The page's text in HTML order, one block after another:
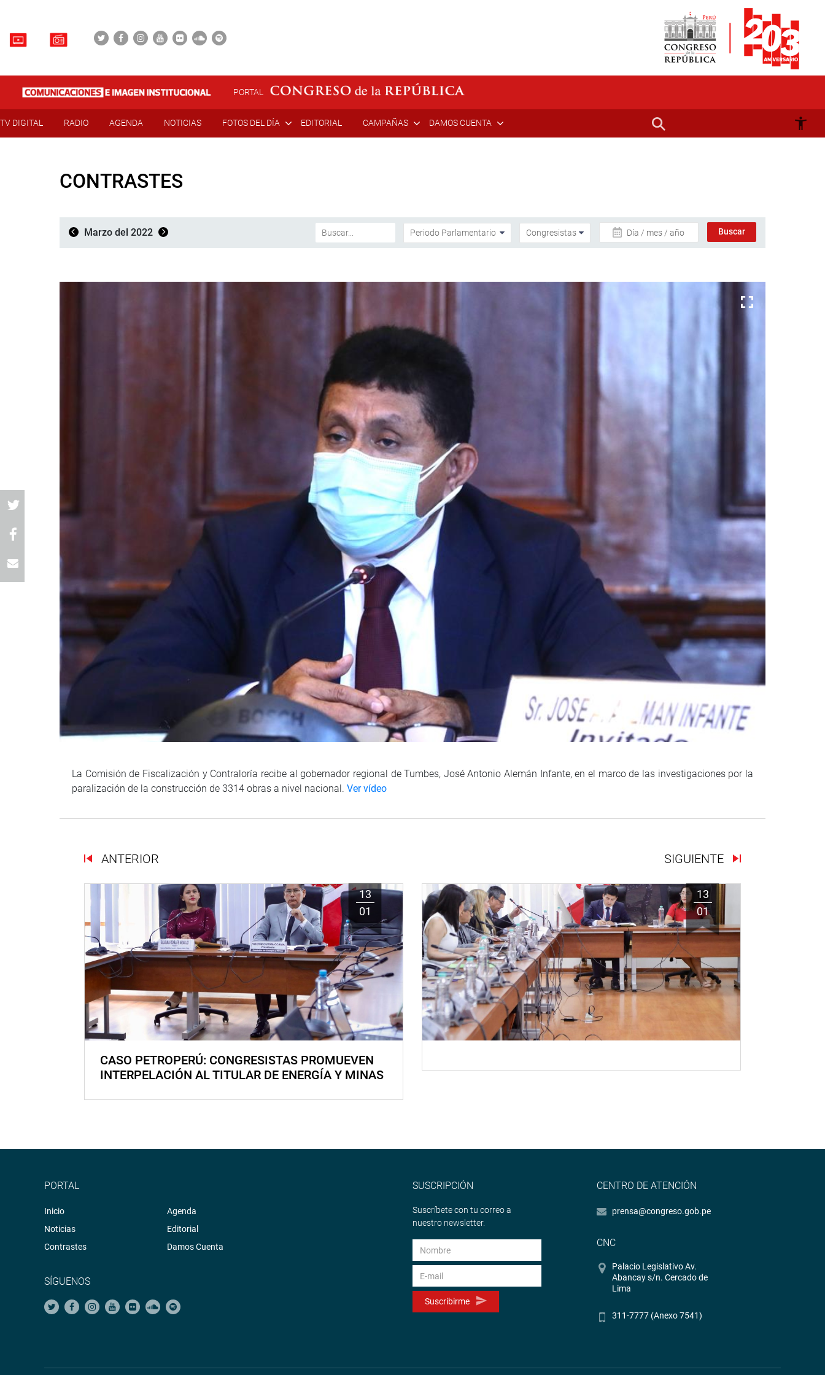
PORTAL
TV DIGITAL RADIO AGENDA NOTICIAS FOTOS DEL DÍA EDITORIAL CAMPAÑAS DAMOS CUENTA
CONTRASTES
Marzo del 2022 Día / mes / año
La Comisión de Fiscalización y Contraloría recibe al gobernador regional de Tumbes, José Antonio Alemán Infante, en el marco de las investigaciones por la
paralización de la construcción de 3314 obras a nivel nacional. Ver vídeo
ANTERIOR SIGUIENTE
13
01
CASO PETROPERÚ: CONGRESISTAS PROMUEVEN
INTERPELACIÓN AL TITULAR DE ENERGÍA Y MINAS
13
01
PORTAL
Inicio
Noticias
Contrastes
Agenda
Editorial
Damos Cuenta
SÍGUENOS
SUSCRIPCIÓN
Suscríbete con tu correo a
nuestro newsletter.
Suscribirme
CENTRO DE ATENCIÓN
prensa@congreso.gob.pe
CNC
Palacio Legislativo Av.
Abancay s/n. Cercado de
Lima
311-7777 (Anexo 7541)